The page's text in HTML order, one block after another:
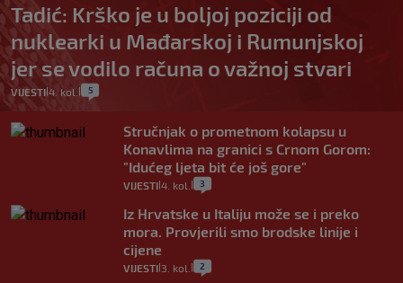
Tadić: Krško je u boljoj poziciji od
nuklearki u Mađarskoj i Rumunjskoj
jer se vodilo računa o važnoj stvari
VIJESTI 4. kol. 5
Stručnjak o prometnom kolapsu u
Konavlima na granici s Crnom Gorom:
"Idućeg ljeta bit će još gore"
VIJESTI 4. kol. 3
Iz Hrvatske u Italiju može se i preko
mora. Provjerili smo brodske linije i
cijene
VIJESTI 3. kol. 2